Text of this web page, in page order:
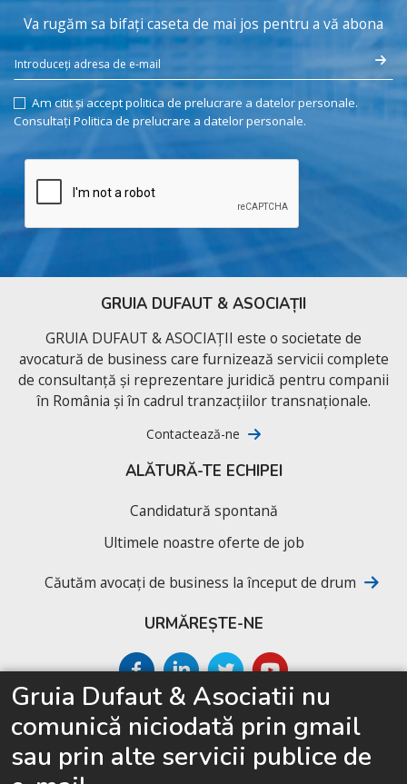
Va rugăm sa bifați caseta de mai jos pentru a vă abona
Am citit și accept politica de prelucrare a datelor personale.
Consultați Politica de prelucrare a datelor personale.
GRUIA DUFAUT & ASOCIAȚII
GRUIA DUFAUT & ASOCIAȚII este o societate de
avocatură de business care furnizează servicii complete
de consultanță și reprezentare juridică pentru companii
în România și în cadrul tranzacțiilor transnaționale.
Contactează-ne
SITEMAP
Acasă
ALĂTURĂ-TE ECHIPEI
Candidatură spontană
Ultimele noastre oferte de job
Căutăm avocați de business la început de drum
URMĂREȘTE-NE
Gruia Dufaut & Asociatii nu
comunică niciodată prin gmail
sau prin alte servicii publice de